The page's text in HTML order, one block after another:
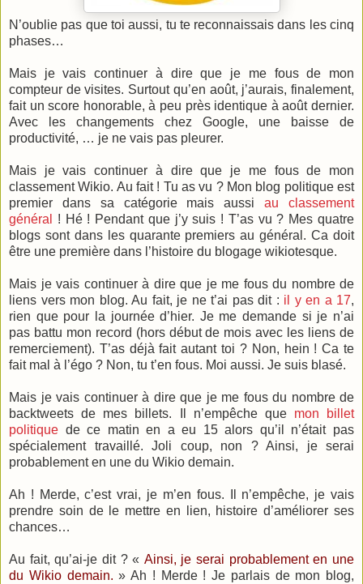
N’oublie pas que toi aussi, tu te reconnaissais dans les cinq
phases…
Mais je vais continuer à dire que je me fous de mon
compteur de visites. Surtout qu’en août, j’aurais, finalement,
fait un score honorable, à peu près identique à août dernier.
Avec les changements chez Google, une baisse de
productivité, … je ne vais pas pleurer.
Mais je vais continuer à dire que je me fous de mon
classement Wikio. Au fait ! Tu as vu ? Mon blog politique est
premier dans sa catégorie mais aussiau classement
général
! Hé ! Pendant que j’y suis ! T’as vu ? Mes quatre
blogs sont dans les quarante premiers au général. Ca doit
être une première dans l’histoire du blogage wikiotesque.
Mais je vais continuer à dire que je me fous du nombre de
liens vers mon blog. Au fait, je ne t’ai pas dit : il y en a 17,
rien que pour la journée d’hier. Je me demande si je n’ai
pas battu mon record (hors début de mois avec les liens de
remerciement). T’as déjà fait autant toi ? Non, hein ! Ca te
fait mal à l’égo ? Non, tu t’en fous. Moi aussi. Je suis blasé.
Mais je vais continuer à dire que je me fous du nombre de
backtweets de mes billets. Il n’empêche que mon billet
politique de ce matin en a eu 15 alors qu’il n’était pas
spécialement travaillé. Joli coup, non ? Ainsi, je serai
probablement en une du Wikio demain.
Ah ! Merde, c’est vrai, je m’en fous. Il n’empêche, je vais
prendre soin de le mettre en lien, histoire d’améliorer ses
chances…
Au fait, qu’ai-je dit ? « Ainsi, je serai probablement en une
du Wikio demain. » Ah ! Merde ! Je parlais de mon blog,